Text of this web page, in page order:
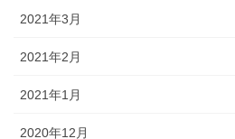
2021年3月
2021年2月
2021年1月
2020年12月